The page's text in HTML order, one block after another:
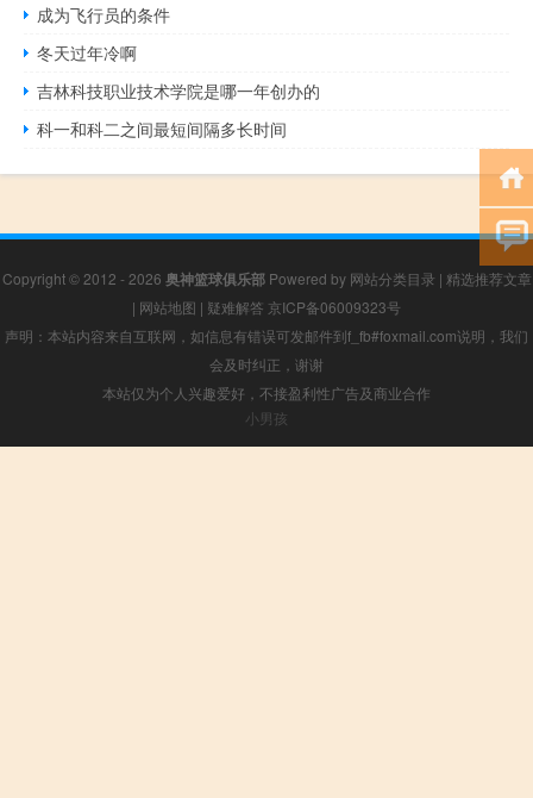
成为飞行员的条件
冬天过年冷啊
吉林科技职业技术学院是哪一年创办的
科一和科二之间最短间隔多长时间
Copyright © 2012 - 2026 奥神篮球俱乐部Powered by 网站分类目录 | 精选推荐文章
| 网站地图 | 疑难解答 京ICP备06009323号
声明：本站内容来自互联网，如信息有错误可发邮件到f_fb#foxmail.com说明，我们
会及时纠正，谢谢
本站仅为个人兴趣爱好，不接盈利性广告及商业合作
小男孩